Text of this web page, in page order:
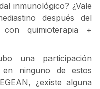
inmunológico? ¿Vale
después del
con quimioterapia +
una participación
en ninguno de estos
¿existe alguna